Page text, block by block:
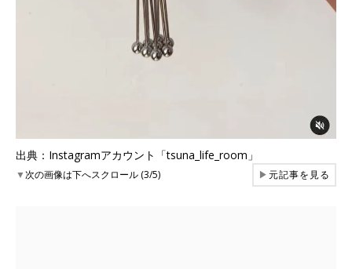
出典：Instagramアカウント「tsuna_life_room」
▼次の画像は下へスクロール (3/5) ▶元記事を見る